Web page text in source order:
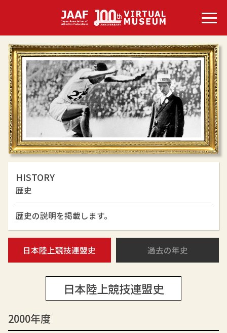
HISTORY
歴史
歴史の説明を掲載します。
日本陸上競技連盟史 過去の年史
日本陸上競技連盟史
2000年度